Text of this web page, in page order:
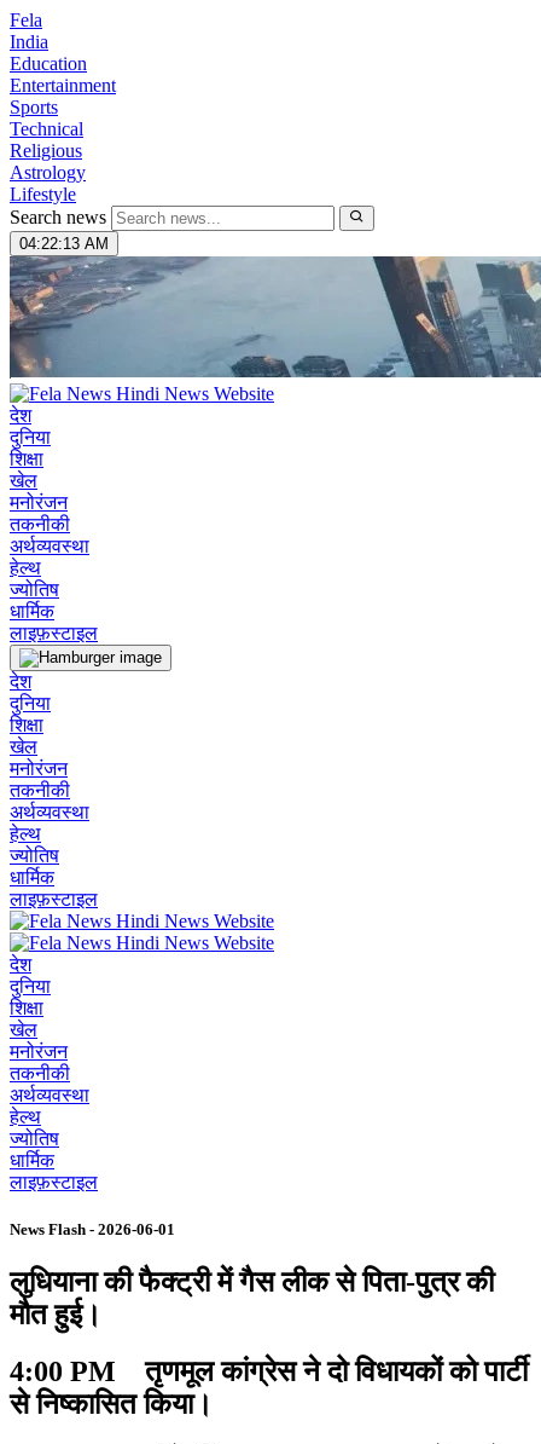
Fela
India
Education
Entertainment
Sports
Technical
Religious
Astrology
Lifestyle
Search news
04:22:14 AM
देश
दुनिया
शिक्षा
खेल
मनोरंजन
तकनीकी
अर्थव्यवस्था
हेल्थ
ज्योतिष
धार्मिक
लाइफ़स्टाइल
देश
दुनिया
शिक्षा
खेल
मनोरंजन
तकनीकी
अर्थव्यवस्था
हेल्थ
ज्योतिष
धार्मिक
लाइफ़स्टाइल
देश
दुनिया
शिक्षा
खेल
मनोरंजन
तकनीकी
अर्थव्यवस्था
हेल्थ
ज्योतिष
धार्मिक
लाइफ़स्टाइल
News Flash - 2026-06-01
लुधियाना की फैक्ट्री में गैस लीक से पिता-पुत्र की
मौत हुई।
4:00 PM तृणमूल कांग्रेस ने दो विधायकों को पार्टी
से निष्कासित किया।